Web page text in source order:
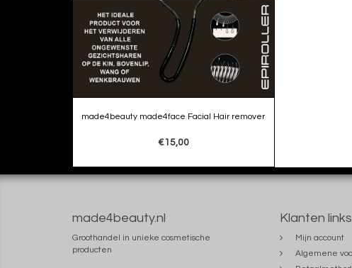
made4beauty made4face Facial Hair remover
€15,00
made4beauty.nl
Groothandel in unieke cosmetische
producten
Klanten links
Mijn account
Algemene